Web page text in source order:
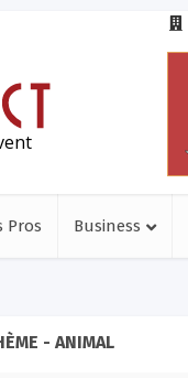
Pros Business
- ANIMAL